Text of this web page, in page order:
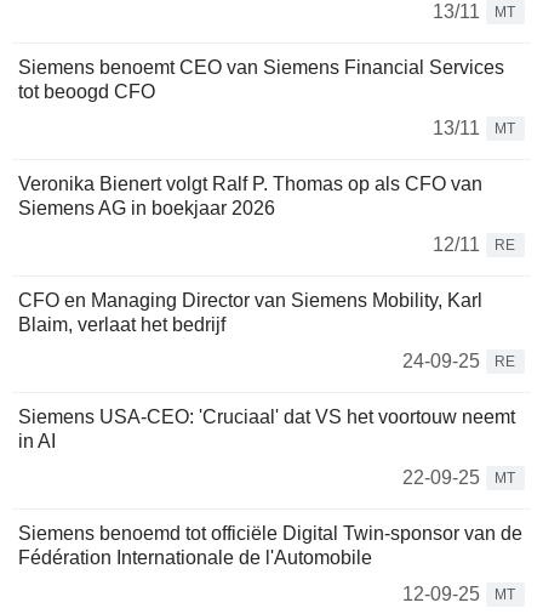
13/11
MT
Siemens benoemt CEO van Siemens Financial Services
tot beoogd CFO
13/11
MT
Veronika Bienert volgt Ralf P. Thomas op als CFO van
Siemens AG in boekjaar 2026
12/11
RE
CFO en Managing Director van Siemens Mobility, Karl
Blaim, verlaat het bedrijf
24-09-25
RE
Siemens USA-CEO: 'Cruciaal' dat VS het voortouw neemt
in AI
22-09-25
MT
Siemens benoemd tot officiële Digital Twin-sponsor van de
Fédération Internationale de l'Automobile
12-09-25
MT